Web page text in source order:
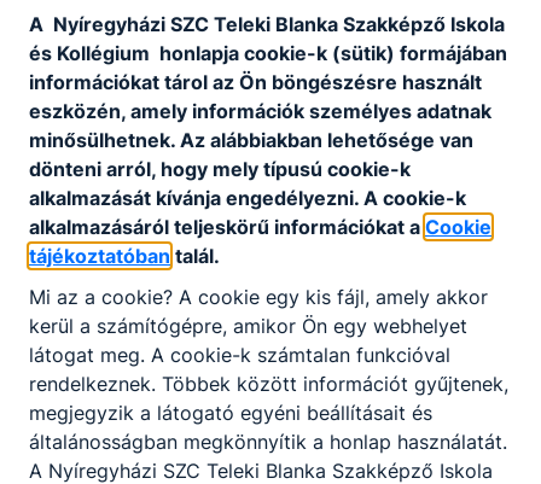
Képzési
kínálat
technikus
Képzési kínálat -
technikus
2026.
júl.
12.
Igazgatóság
Partnereink
A Nyíregyházi SZC Teleki Blanka Szakképző Iskola
és Kollégium honlapja cookie-k (sütik) formájában
információkat tárol az Ön böngészésre használt
eszközén, amely információk személyes adatnak
minősülhetnek. Az alábbiakban lehetősége van
dönteni arról, hogy mely típusú cookie-k
alkalmazását kívánja engedélyezni. A cookie-k
alkalmazásáról teljeskörű információkat a Cookie
tájékoztatóban talál.
Mi az a cookie? A cookie egy kis fájl, amely akkor
kerül a számítógépre, amikor Ön egy webhelyet
látogat meg. A cookie-k számtalan funkcióval
rendelkeznek. Többek között információt gyűjtenek,
megjegyzik a látogató egyéni beállításait és
általánosságban megkönnyítik a honlap használatát.
A Nyíregyházi SZC Teleki Blanka Szakképző Iskola